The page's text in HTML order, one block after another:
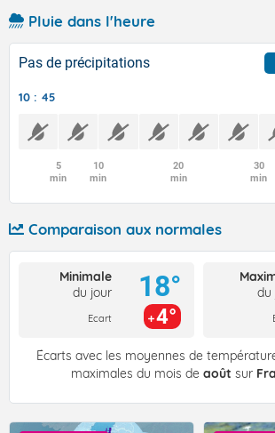
Pluie dans l'heure
Pas de précipitations
10 : 45
5
min
10
min
20
min
30
min
Comparaison aux normales
Minimale
du jour
Ecart
18°
4°
du
Écarts avec les moyennes de
maximales du mois de août sur